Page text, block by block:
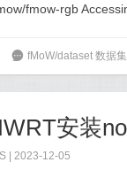
fmow-rgb
6 fMoW/dataset 数据
安装
| 2023-12-05